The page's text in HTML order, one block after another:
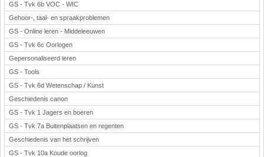
GS - Tvk 6b VOC - WIC
Gehoor-, taal- en spraakproblemen
GS - Online leren - Middeleeuwen
GS - Tvk 6c Oorlogen
Gepersonaliseerd leren
GS - Tools
GS - Tvk 6d Wetenschap / Kunst
Geschiedenis canon
GS - Tvk 1 Jagers en boeren
GS - Tvk 7a Buitenplaatsen en regenten
Geschiedenis van het schrijven
GS - Tvk 10a Koude oorlog